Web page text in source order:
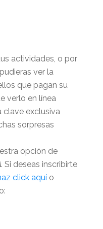
actividades, o por
ver la
que pagan su
verlo en línea
clave exclusiva
sorpresas
opción de
. Si deseas inscribirte
click aquío